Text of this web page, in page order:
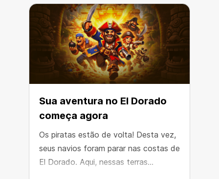
Sua aventura no El Dorado
começa agora
Os piratas estão de volta! Desta vez,
seus navios foram parar nas costas de
El Dorado. Aqui, nessas terras